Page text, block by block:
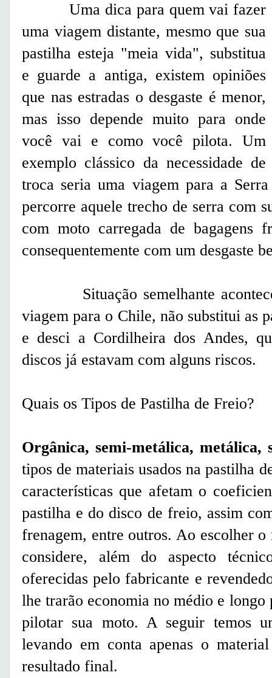
Uma dica para quem vai fazer
uma viagem distante, mesmo que sua
pastilha esteja "meia vida", substitua
e guarde a antiga, existem opiniões
que nas estradas o desgaste é menor,
mas isso depende muito para onde
você vai e como você pilota. Um
exemplo clássico da necessidade de
troca seria uma viagem para a
percorre aquele trecho de serra com
com moto carregada de bagagens
consequentemente com um desgaste
Situação semelhante
viagem para o Chile, não substitui as
e desci a Cordilheira dos Andes,
discos já estavam com alguns riscos.
Quais os Tipos de Pastilha de Freio?
Orgânica, semi-metálica, metálica,
tipos de materiais usados na pastilha
características que afetam o
pastilha e do disco de freio, assim
frenagem, entre outros. Ao escolher
considere, além do aspecto
oferecidas pelo fabricante e
lhe trarão economia no médio e
pilotar sua moto. A seguir temos
levando em conta apenas o
resultado final.